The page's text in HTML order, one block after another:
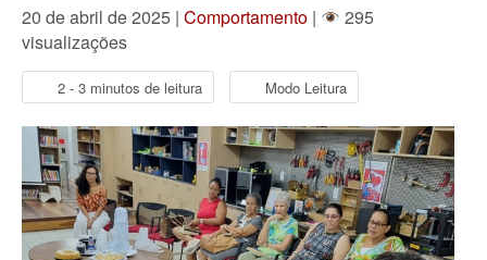
20 de abril de 2025 | Comportamento |
295
visualizações
2 - 3 minutos de leitura Modo Leitura